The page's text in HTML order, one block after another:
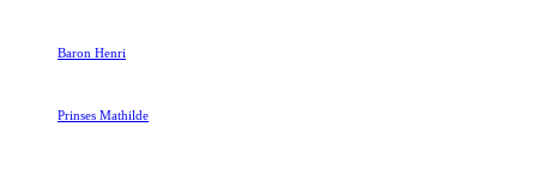
Baron Henri
Prinses Mathilde